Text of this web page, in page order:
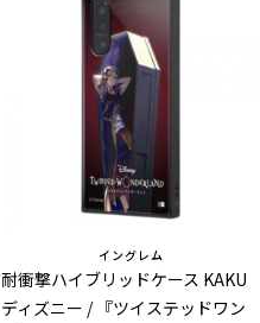
イングレム
耐衝撃ハイブリッドケース KAKU
ディズニー / 『ツイステッドワン